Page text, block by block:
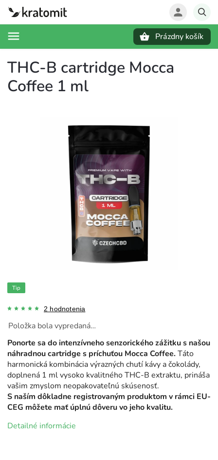
Prázdny košík
THC-B cartridge Mocca
Coffee 1 ml
Tip
2 hodnotenia
Položka bola vypredaná…
Ponorte sa do intenzívneho senzorického zážitku s našou
náhradnou cartridge s príchuťou Mocca Coffee. Táto
harmonická kombinácia výrazných chutí kávy a čokolády,
doplnená 1 ml vysoko kvalitného THC-B extraktu, prináša
vašim zmyslom neopakovateľnú skúsenosť.
S naším dôkladne registrovaným produktom v rámci EU-
CEG môžete mať úplnú dôveru vo jeho kvalitu.
Detailné informácie